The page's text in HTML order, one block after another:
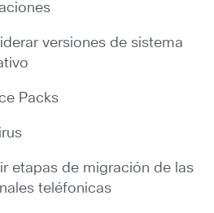
versiones de sistema
Packs
etapas de migración de las
teléfonicas